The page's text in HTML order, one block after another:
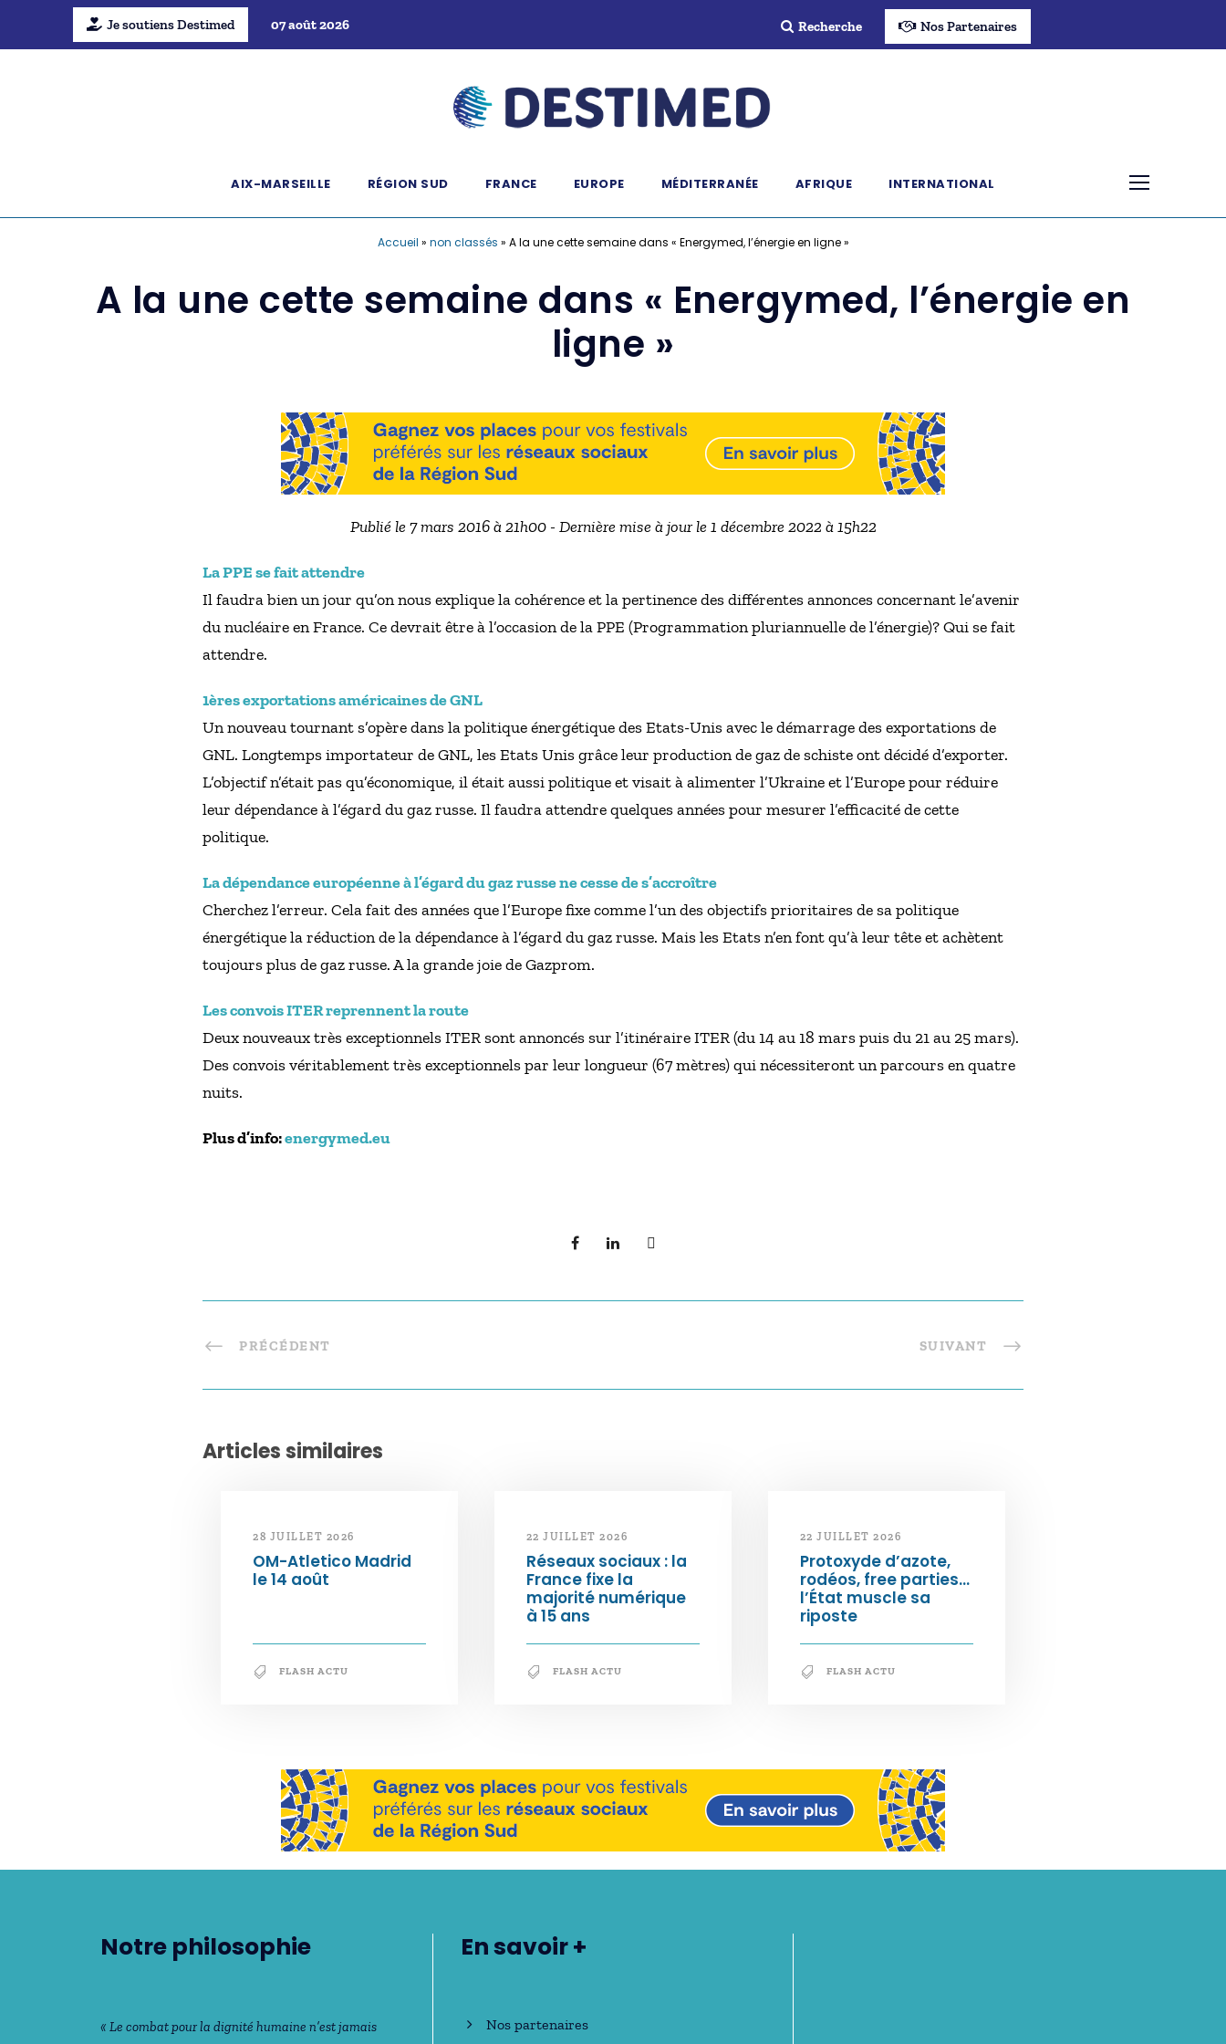
Je soutiens Destimed 07 août 2026 Recherche Nos Partenaires
AIX-MARSEILLE RÉGION SUD FRANCE EUROPE MÉDITERRANÉE AFRIQUE INTERNATIONAL
Accueil » non classés » A la une cette semaine dans « Energymed, l’énergie en ligne »
A la une cette semaine dans « Energymed, l’énergie en
ligne »
Publié le 7 mars 2016 à 21h00 - Dernière mise à jour le 1 décembre 2022 à 15h22
La PPE se fait attendre
Il faudra bien un jour qu’on nous explique la cohérence et la pertinence des différentes annonces concernant le’avenir
du nucléaire en France. Ce devrait être à l’occasion de la PPE (Programmation pluriannuelle de l’énergie)? Qui se fait
attendre.
1ères exportations américaines de GNL
Un nouveau tournant s’opère dans la politique énergétique des Etats-Unis avec le démarrage des exportations de
GNL. Longtemps importateur de GNL, les Etats Unis grâce leur production de gaz de schiste ont décidé d’exporter.
L’objectif n’était pas qu’économique, il était aussi politique et visait à alimenter l’Ukraine et l’Europe pour réduire
leur dépendance à l’égard du gaz russe. Il faudra attendre quelques années pour mesurer l’efficacité de cette
politique.
La dépendance européenne à l’égard du gaz russe ne cesse de s’accroître
Cherchez l’erreur. Cela fait des années que l’Europe fixe comme l’un des objectifs prioritaires de sa politique
énergétique la réduction de la dépendance à l’égard du gaz russe. Mais les Etats n’en font qu’à leur tête et achètent
toujours plus de gaz russe. A la grande joie de Gazprom.
Les convois ITER reprennent la route
Deux nouveaux très exceptionnels ITER sont annoncés sur l’itinéraire ITER (du 14 au 18 mars puis du 21 au 25 mars).
Des convois véritablement très exceptionnels par leur longueur (67 mètres) qui nécessiteront un parcours en quatre
nuits.
Plus d’info:energymed.eu
PRÉCÉDENT SUIVANT
Articles similaires
28 JUILLET 2026
OM-Atletico Madrid
le 14 août
FLASH ACTU
22 JUILLET 2026
Réseaux sociaux : la
France fixe la
majorité numérique
à 15 ans
FLASH ACTU
22 JUILLET 2026
Protoxyde d’azote,
rodéos, free parties…
l’État muscle sa
riposte
FLASH ACTU
Notre philosophie
« Le combat pour la dignité humaine n’est jamais
En savoir +
Nos partenaires